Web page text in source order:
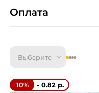
Оплата
Выберите
10% - 0.82 р.